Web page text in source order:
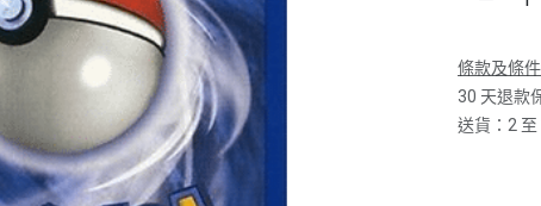
條款及條
30 天退款
送貨：2 至